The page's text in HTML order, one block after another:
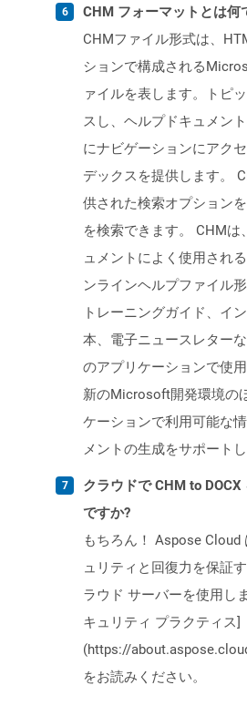
CHM フォーマットとは何
CHMファイル形式は、
ションで構成される
ァイルを表します。トピ
スし、ヘルプドキュメン
にナビゲーションにアク
デックスを提供します。
供された検索オプション
を検索できます。 CHMは
ュメントによく使用され
ンラインヘルプファイル
トレーニングガイド、イ
本、電子ニュースレター
のアプリケーションで使
新のMicrosoft開発環境の
ケーションで利用可能な
メントの生成をサポートし
クラウドで CHM to
ですか?
もちろん！ Aspose Cloud
ュリティと回復力を保証
ラウド サーバーを使用し
キュリティ プラクティス]
(https://
をお読みください。